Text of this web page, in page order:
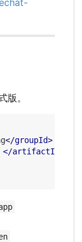
版。
</groupId>
</artifactId